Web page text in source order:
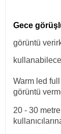
Gece
görüntü
Warm led
görüntü
20 - 30